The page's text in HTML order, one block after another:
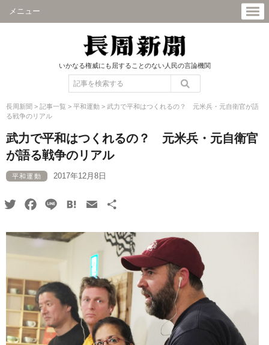
メニュー
いかなる権威にも屈することのない人民の言論機関
長周新聞 > 記事一覧 > 平和運動 > 武力で平和はつくれるの？ 元米兵・元自衛官が語
る戦争のリアル
武力で平和はつくれるの？ 元米兵・元自衛官
が語る戦争のリアル
平和運動 2017年12月8日
TwitterFacebook
Line HatenaEmail